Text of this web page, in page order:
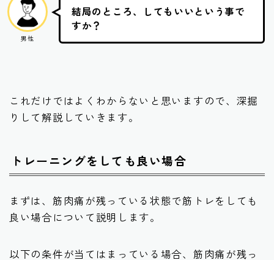
男性
結局のところ、してもいいという事で
すか？
これだけではよくわからないと思いますので、深掘
りして解説していきます。
トレーニングをしても良い場合
まずは、筋肉痛が残っている状態で筋トレをしても
良い場合について説明します。
以下の条件が当てはまっている場合、筋肉痛が残っ